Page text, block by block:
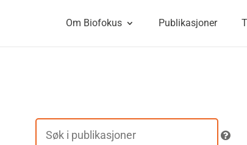
Om Biofokus Publikasjoner